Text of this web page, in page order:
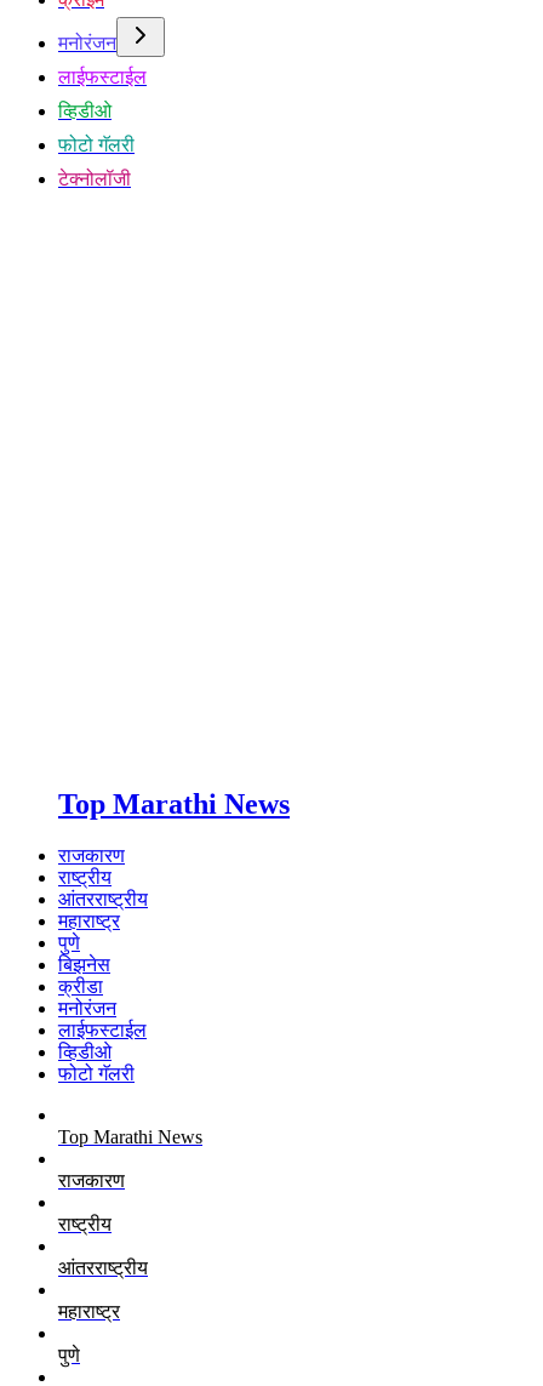
मनोरंजन
लाईफस्टाईल
व्हिडीओ
फोटो गॅलरी
टेक्नोलॉजी
Top Marathi News
राजकारण
राष्ट्रीय
आंतरराष्ट्रीय
महाराष्ट्र
पुणे
बिझनेस
क्रीडा
मनोरंजन
लाईफस्टाईल
व्हिडीओ
फोटो गॅलरी
Top Marathi News
राजकारण
राष्ट्रीय
आंतरराष्ट्रीय
महाराष्ट्र
पुणे